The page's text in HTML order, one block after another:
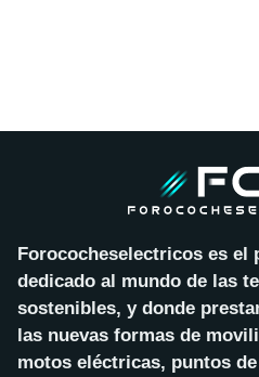
Forococheselectricos es el
dedicado al mundo de las
sostenibles, y donde
las nuevas formas de
motos eléctricas, puntos